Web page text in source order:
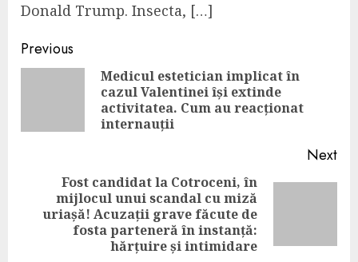
Donald Trump. Insecta, […]
Continue
Reading
Previous
Medicul estetician implicat în
cazul Valentinei își extinde
activitatea. Cum au reacționat
internauții
Next
Next
Fost candidat la Cotroceni, în
mijlocul unui scandal cu miză
uriașă! Acuzații grave făcute de
fosta parteneră în instanță:
hărțuire și intimidare